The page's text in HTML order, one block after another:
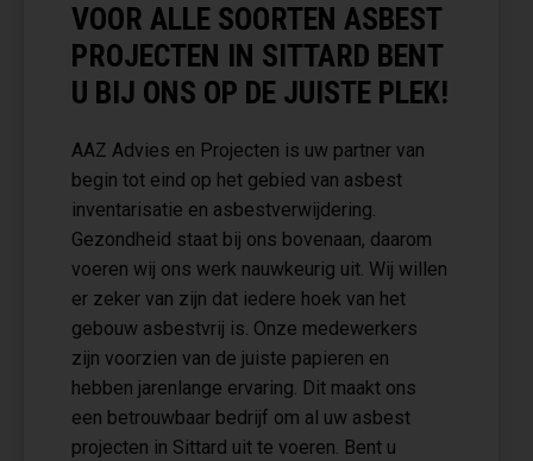
VOOR ALLE SOORTEN ASBEST
PROJECTEN IN SITTARD BENT
U BIJ ONS OP DE JUISTE PLEK!
AAZ Advies en Projecten is uw partner van
begin tot eind op het gebied van asbest
inventarisatie en asbestverwijdering.
Gezondheid staat bij ons bovenaan, daarom
voeren wij ons werk nauwkeurig uit. Wij willen
er zeker van zijn dat iedere hoek van het
gebouw asbestvrij is. Onze medewerkers
zijn voorzien van de juiste papieren en
hebben jarenlange ervaring. Dit maakt ons
een betrouwbaar bedrijf om al uw asbest
projecten in Sittard uit te voeren. Bent u